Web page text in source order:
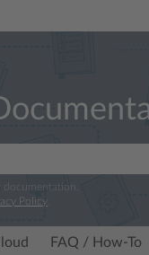
Policy
FAQ / How-To